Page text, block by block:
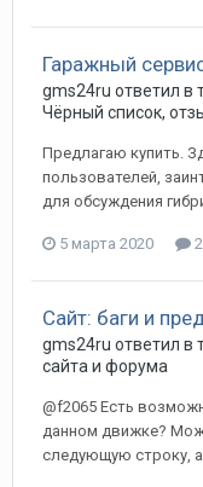
Гаражный
gms24ru ответил в
Чёрный список,
Предлагаю купить.
пользователей,
для обсуждения
5 марта 2020
Сайт: баги и
gms24ru ответил в
сайта и форума
@f2065 Есть
данном движке?
следующую строку,